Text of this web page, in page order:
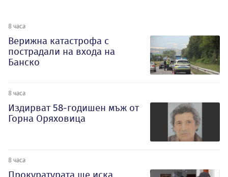
8 часа
Верижна катастрофа с
пострадали на входа на
Банско
8 часа
Издирват 58-годишен мъж от
Горна Оряховица
8 часа
Прокуратурата ще иска